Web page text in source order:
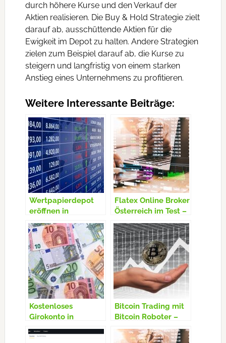
durch höhere Kurse und den Verkauf der
Aktien realisieren. Die Buy & Hold Strategie zielt
darauf ab, ausschüttende Aktien für die
Ewigkeit im Depot zu halten. Andere Strategien
zielen zum Beispiel darauf ab, die Kurse zu
steigern und langfristig von einem starken
Anstieg eines Unternehmens zu profitieren.
Weitere Interessante Beiträge:
Wertpapierdepot
eröffnen in
Österreich –
Kostenloses Depot –
Online Broker
Vergleich 2020 –
Testsieger
Flatex Online Broker
Österreich im Test –
Erfahrungen,
Vorteile, Gebühren
Kostenloses
Girokonto in
Österreich – Gratis
Konto online
Bitcoin Trading mit
Bitcoin Roboter –
Bitcoin Gemini im
Test & Erfahrung